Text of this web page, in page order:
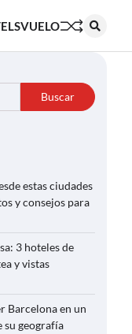
VUELO
Buscar
estas ciudades
y consejos para
3 hoteles de
y vistas
Barcelona en un
su geografía